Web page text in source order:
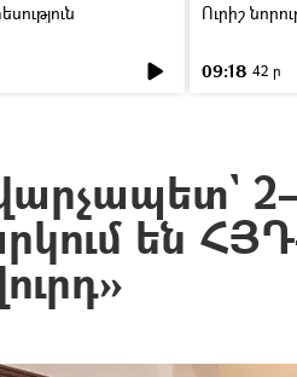
Ուրիշ
09:18 42 ր
են